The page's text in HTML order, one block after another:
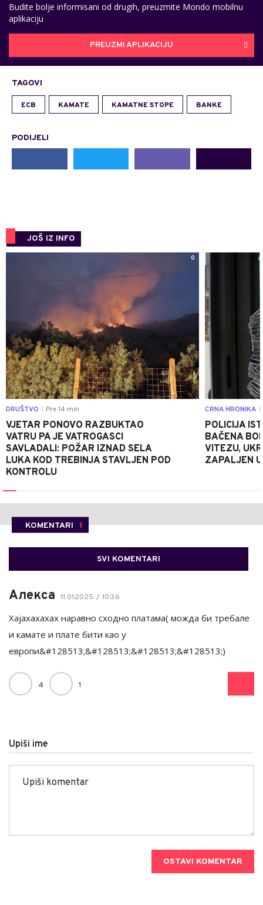
Budite bolje informisani od drugih, preuzmite Mondo mobilnu
aplikaciju
PREUZMI APLIKACIJU
TAGOVI
ECB KAMATE KAMATNE STOPE BANKE
PODIJELI
JOŠ IZ INFO
0
DRUŠTVO Pre 14 min
VJETAR PONOVO RAZBUKTAO
VATRU PA JE VATROGASCI
SAVLADALI: POŽAR IZNAD SELA
LUKA KOD TREBINJA STAVLJEN POD
KONTROLU
CRNA HRONIKA
POLICIJA
BAČENA
VITEZU,
ZAPALJEN
KOMENTARI 1
SVI KOMENTARI
Алекса 11.01.2025. / 10:36
Хајахахахах наравно сходно платама( можда би требале
и камате и плате бити као у
европи&#128513;&#128513;&#128513;&#128513;)
4 1
Upiši ime
OSTAVI KOMENTAR